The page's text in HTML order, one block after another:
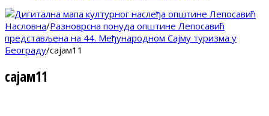
Насловна/Разноврсна понуда општине Лепосавић
представљена на 44. Међународном Сајму туризма у
Београду/сајам11
сајам11